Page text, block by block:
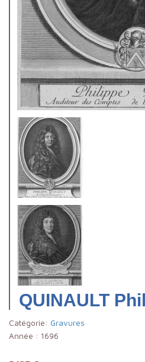
QUINAULT
Catégorie: Gravures
Année : 1696